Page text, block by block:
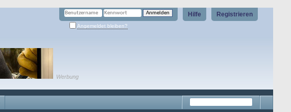
Registrieren
Hilfe
Angemeldet bleiben?
Werbung